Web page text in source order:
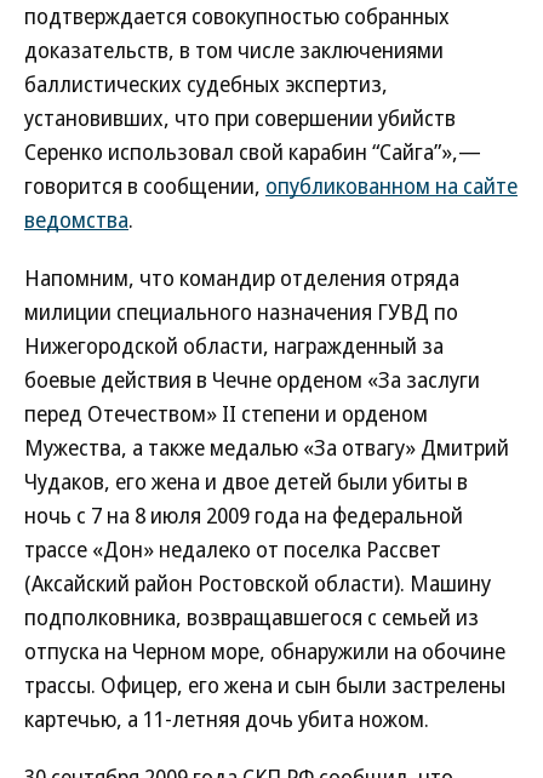
подтверждается совокупностью собранных
доказательств, в том числе заключениями
баллистических судебных экспертиз,
установивших, что при совершении убийств
Серенко использовал свой карабин “Сайга”»,—
говорится в сообщении, опубликованном на сайте
ведомства.
Напомним, что командир отделения отряда
милиции специального назначения ГУВД по
Нижегородской области, награжденный за
боевые действия в Чечне орденом «За заслуги
перед Отечеством» II степени и орденом
Мужества, а также медалью «За отвагу» Дмитрий
Чудаков, его жена и двое детей были убиты в
ночь с 7 на 8 июля 2009 года на федеральной
трассе «Дон» недалеко от поселка Рассвет
(Аксайский район Ростовской области). Машину
подполковника, возвращавшегося с семьей из
отпуска на Черном море, обнаружили на обочине
трассы. Офицер, его жена и сын были застрелены
картечью, а 11-летняя дочь убита ножом.